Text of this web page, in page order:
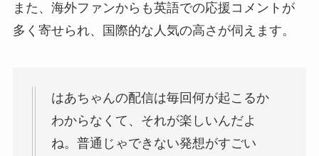
また、海外ファンからも英語での応援コメントが
多く寄せられ、国際的な人気の高さが伺えます。
はあちゃんの配信は毎回何が起こるか
わからなくて、それが楽しいんだよ
ね。普通じゃできない発想がすごい